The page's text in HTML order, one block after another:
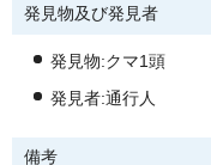
発見物及び発見者
発見物:クマ1頭
発見者:通行人
備考